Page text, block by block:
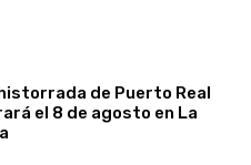
de Puerto Real
el 8 de agosto en La